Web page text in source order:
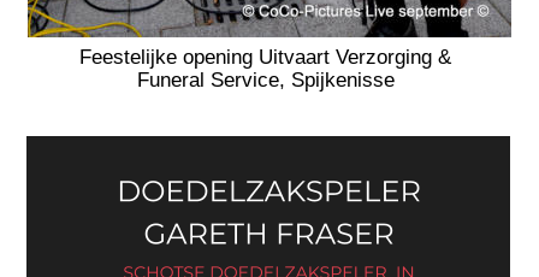
Feestelijke opening Uitvaart Verzorging &
Funeral Service, Spijkenisse